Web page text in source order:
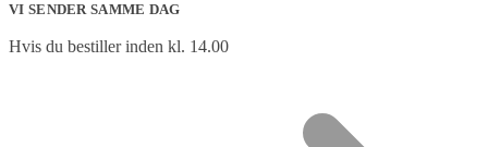
VI SENDER SAMME DAG
Hvis du bestiller inden kl. 14.00